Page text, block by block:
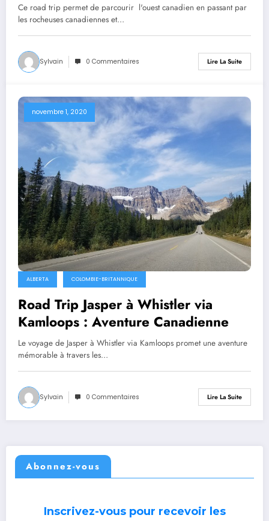
Ce road trip permet de parcourir l'ouest canadien en passant par
les rocheuses canadiennes et…
Sylvain 0 Commentaires Lire La Suite
novembre 1, 2020
ALBERTA COLOMBIE-BRITANNIQUE
Road Trip Jasper à Whistler via
Kamloops : Aventure Canadienne
Le voyage de Jasper à Whistler via Kamloops promet une aventure
mémorable à travers les…
Sylvain 0 Commentaires Lire La Suite
Abonnez-vous
Inscrivez-vous pour recevoir les